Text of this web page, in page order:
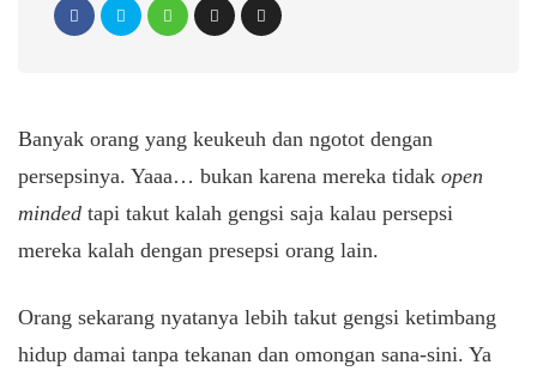
Banyak orang yang keukeuh dan ngotot dengan
persepsinya. Yaaa… bukan karena mereka tidak open
minded tapi takut kalah gengsi saja kalau persepsi
mereka kalah dengan presepsi orang lain.
Orang sekarang nyatanya lebih takut gengsi ketimbang
hidup damai tanpa tekanan dan omongan sana-sini. Ya